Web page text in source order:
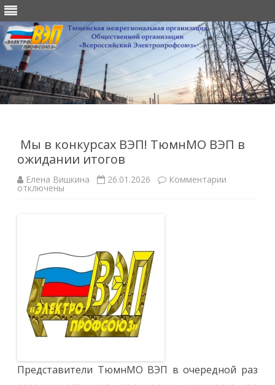
Мы в конкурсах ВЭП! ТюмнМО ВЭП в
ожидании итогов
Елена Вишкина 26.01.2026 Комментарии
отключены
Представители ТюмнМО ВЭП в очередной раз